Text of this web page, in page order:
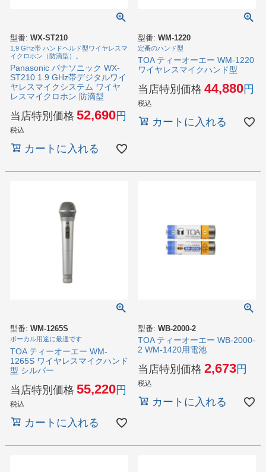
型番: WX-ST210
1.9 GHz帯 ハンドヘルド型ワイヤレスマ
イクロホン（防滴型）。
Panasonic パナソニック WX-
ST210 1.9 GHz帯デジタルワイ
ヤレスマイクシステム ワイヤ
レスマイクロホン 防滴型
当店特別価格 52,690
税込
カートに入れる
型番: WM-1220
定番のハンド型
TOA ティーオーエー WM-1220
ワイヤレスマイクハンド型
当店特別価格 44,880
税込
カートに入れる
型番: WM-1265S
ボーカル用途に最適です
TOA ティーオーエー WM-
1265S ワイヤレスマイクハンド
型 シルバー
当店特別価格 55,220
税込
カートに入れる
型番: WB-2000-2
TOA ティーオーエー WB-2000-
2 WM-1420用電池
当店特別価格 2,673
税込
カートに入れる